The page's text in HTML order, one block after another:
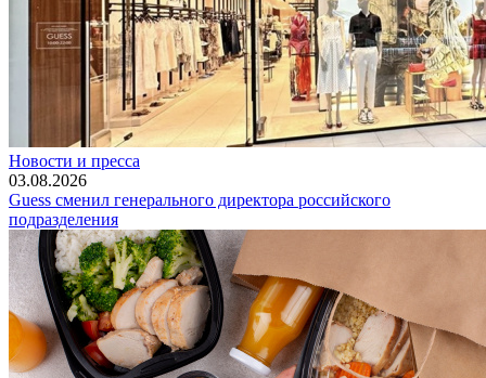
Новости и пресса
03.08.2026
Guess сменил генерального директора российского
подразделения